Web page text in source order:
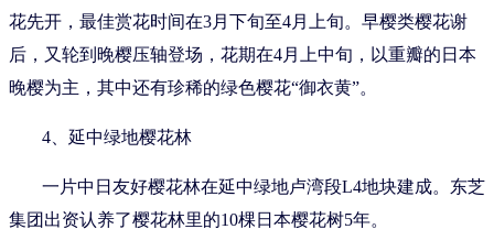
花先开，最佳赏花时间在3月下旬至4月上旬。早樱类樱花谢
后，又轮到晚樱压轴登场，花期在4月上中旬，以重瓣的日本
晚樱为主，其中还有珍稀的绿色樱花“御衣黄”。
4、延中绿地樱花林
一片中日友好樱花林在延中绿地卢湾段L4地块建成。东芝
集团出资认养了樱花林里的10棵日本樱花树5年。